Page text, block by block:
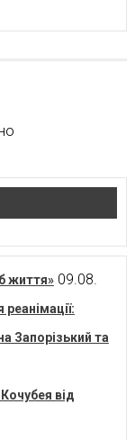
життя» 09.08.
Запорізький та
від